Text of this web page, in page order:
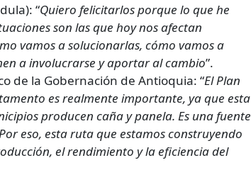
“Quiero felicitarlos porque lo que he
son las que hoy nos afectan
vamos a solucionarlas, cómo vamos a
a involucrarse y aportar al cambio”.
de la Gobernación de Antioquia: “El Plan
es realmente importante, ya que esta
producen caña y panela. Es una fuente
eso, esta ruta que estamos construyendo
el rendimiento y la eficiencia del